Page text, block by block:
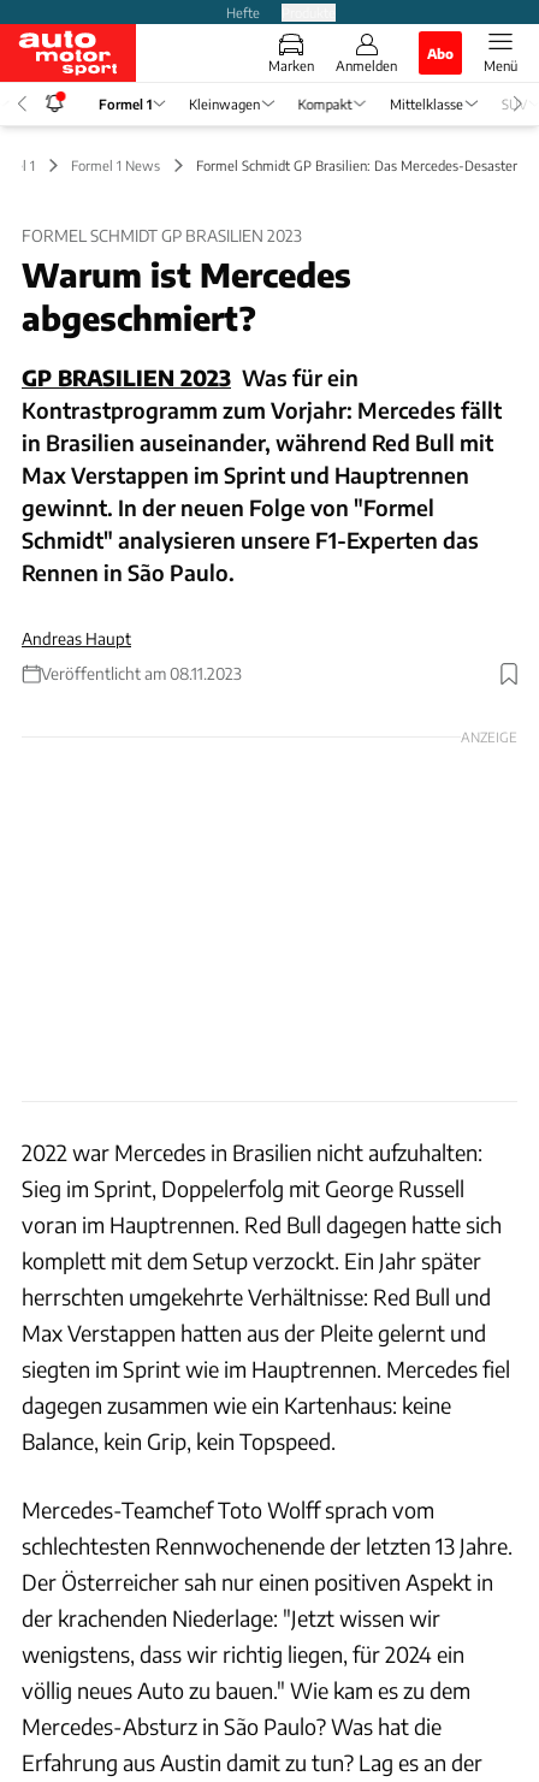
Hefte
Marken Anmelden
Abo
Menü
Formel 1 Kleinwagen Kompakt Mittelklasse SUV
1 Formel 1 News Formel Schmidt GP Brasilien: Das Mercedes-Desaster
FORMEL SCHMIDT GP BRASILIEN 2023
Warum ist Mercedes
abgeschmiert?
GP BRASILIEN 2023 Was für ein
Kontrastprogramm zum Vorjahr: Mercedes fällt
in Brasilien auseinander, während Red Bull mit
Max Verstappen im Sprint und Hauptrennen
gewinnt. In der neuen Folge von "Formel
Schmidt" analysieren unsere F1-Experten das
Rennen in São Paulo.
Andreas Haupt
Veröffentlicht am 08.11.2023
ANZEIGE
2022 war Mercedes in Brasilien nicht aufzuhalten:
Sieg im Sprint, Doppelerfolg mit George Russell
voran im Hauptrennen. Red Bull dagegen hatte sich
komplett mit dem Setup verzockt. Ein Jahr später
herrschten umgekehrte Verhältnisse: Red Bull und
Max Verstappen hatten aus der Pleite gelernt und
siegten im Sprint wie im Hauptrennen. Mercedes fiel
dagegen zusammen wie ein Kartenhaus: keine
Balance, kein Grip, kein Topspeed.
Mercedes-Teamchef Toto Wolff sprach vom
schlechtesten Rennwochenende der letzten 13 Jahre.
Der Österreicher sah nur einen positiven Aspekt in
der krachenden Niederlage: "Jetzt wissen wir
wenigstens, dass wir richtig liegen, für 2024 ein
völlig neues Auto zu bauen." Wie kam es zu dem
Mercedes-Absturz in São Paulo? Was hat die
Erfahrung aus Austin damit zu tun? Lag es an der